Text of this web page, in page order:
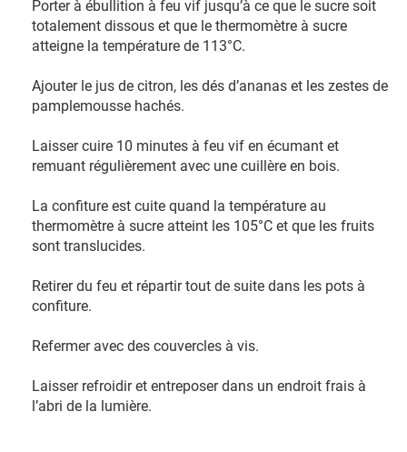
Porter à ébullition à feu vif jusqu’à ce que le sucre soit
totalement dissous et que le thermomètre à sucre
atteigne la température de 113°C.
Ajouter le jus de citron, les dés d’ananas et les zestes de
pamplemousse hachés.
Laisser cuire 10 minutes à feu vif en écumant et
remuant régulièrement avec une cuillère en bois.
La confiture est cuite quand la température au
thermomètre à sucre atteint les 105°C et que les fruits
sont translucides.
Retirer du feu et répartir tout de suite dans les pots à
confiture.
Refermer avec des couvercles à vis.
Laisser refroidir et entreposer dans un endroit frais à
l’abri de la lumière.